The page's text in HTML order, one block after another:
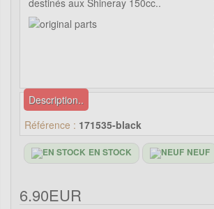
Description..
Référence : 171535-black
EN STOCK NEUF
6.90EUR